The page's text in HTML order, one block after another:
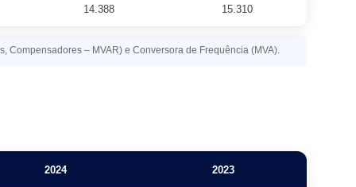
14.388 15.310
– MVAR) e Conversora de Frequência (MVA).
2024 2023